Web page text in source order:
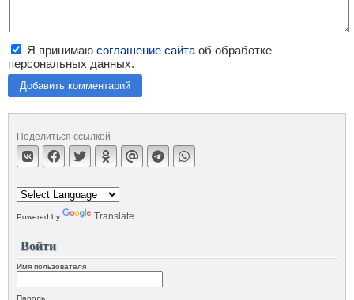
Я принимаю соглашение сайта об обработке
персональных данных.
Добавить комментарий
Поделиться ссылкой
Powered by Translate
Войти
Имя пользователя
Пароль